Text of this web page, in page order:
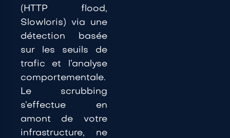
(HTTP flood,
Slowloris) via une
détection basée
sur les seuils de
trafic et l’analyse
comportementale.
Le scrubbing
s’effectue en
amont de votre
infrastructure, ne